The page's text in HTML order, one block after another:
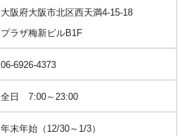
大阪府大阪市北区西天満4-15-18
プラザ梅新ビルB1F
06-6926-4373
全日 7:00～23:00
年末年始（12/30～1/3）